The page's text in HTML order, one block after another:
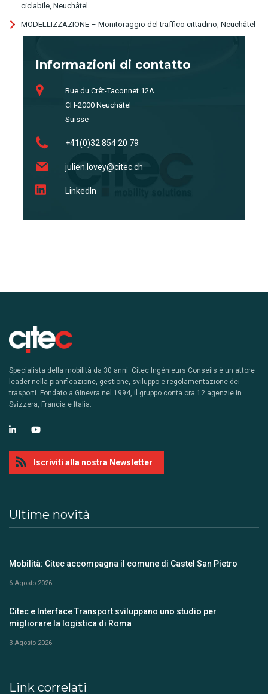
ciclabile, Neuchâtel
MODELLIZZAZIONE – Monitoraggio del traffico cittadino, Neuchâtel
Informazioni di contatto
Rue du Crêt-Taconnet 12A
CH-2000 Neuchâtel
Suisse
+41(0)32 854 20 79
julien.lovey@citec.ch
LinkedIn
Specialista della mobilità da 30 anni. Citec Ingénieurs Conseils è un attore
leader nella pianificazione, gestione, sviluppo e regolamentazione dei
trasporti. Fondato a Ginevra nel 1994, il gruppo conta ora 12 agenzie in
Svizzera, Francia e Italia.
Iscriviti alla nostra Newsletter
Ultime novità
Mobilità: Citec accompagna il comune di Castel San Pietro
6 Agosto 2026
Citec e Interface Transport sviluppano uno studio per
migliorare la logistica di Roma
3 Agosto 2026
Link correlati